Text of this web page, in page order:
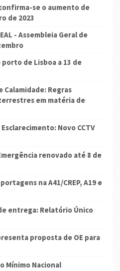
se o aumento de
de 2023
- Assembleia Geral de
de Lisboa a 13 de
Calamidade: Regras
em matéria de
Novo CCTV
renovado até 8 de
na A41/CREP, A19 e
entrega: Relatório Único
proposta de OE para
Mínimo Nacional